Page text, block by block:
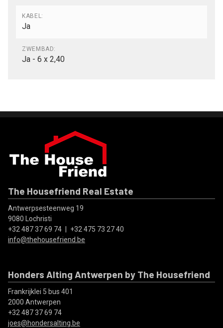
KABEL:
Ja
ZWEMBAD:
Ja - 6 x 2,40
The Housefriend Real Estate
Antwerpsesteenweg 19
9080 Lochristi
+32 487 37 69 74
+32 475 73 27 40
info@thehousefriend.be
Honders Alting Antwerpen by The Housefriend
Frankrijklei 5 bus 401
2000 Antwerpen
+32 487 37 69 74
joes@hondersalting.be